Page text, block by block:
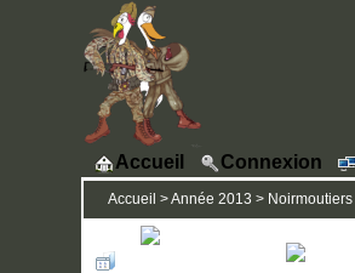
Accueil Connexion
Accueil >Année 2013 >